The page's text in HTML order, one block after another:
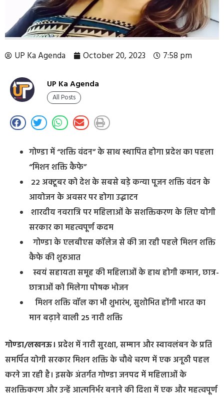
UP Ka Agenda October 20, 2023 7:58 pm
UP Ka Agenda
All Posts
गोण्डा में “शक्ति वंदन” के साथ स्थापित होगा प्रदेश का पहला
“मिशन शक्ति कैफे”
22 अक्टूबर को देश के सबसे बड़े कन्या पूजन शक्ति वंदन के
आयोजन के अवसर पर होगा उद्धाटन
शारदीय नवरात्रि पर महिलाओं के सशक्तिकरण के लिए योगी
सरकार का महत्वपूर्ण कदम
गोण्डा के एलबीएस कॉलेज से की जा रही पहले मिशन शक्ति
कैफे की शुरुआत
स्वयं सहायता समूह की महिलाओं के हाथ होगी कमान, छात्र-
छात्राओं को मिलेगा पोषक भोजन
मिशन शक्ति वॉल का भी शुभारंभ, सुशोभित होंगी भारत का
मान बढ़ाने वाली 25 नारी शक्ति
गोण्डा/लखनऊ। प्रदेश में नारी सुरक्षा, सम्मान और स्वावलंबन के प्रति
समर्पित योगी सरकार मिशन शक्ति के चौथे चरण में एक अनूठी पहल
करने जा रही है। इसके अंतर्गत गोण्डा जनपद में महिलाओं के
सशक्तिकरण और उन्हें आत्मनिर्भर बनाने की दिशा में एक और महत्वपूर्ण